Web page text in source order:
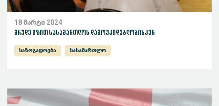
18 მარტი 2024
მრუდე გზით სასამართლოს დამოუკიდებლობისკენ
საზოგადოება სასამართლო